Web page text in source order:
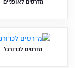
מדרסים לאופניים
מדרסים לכדורגל